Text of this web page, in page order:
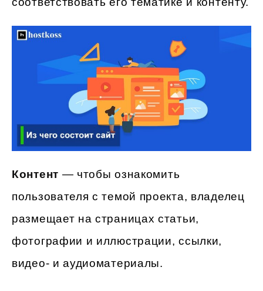
Контент — чтобы ознакомить
пользователя с темой проекта, владелец
размещает на страницах статьи,
фотографии и иллюстрации, ссылки,
видео- и аудиоматериалы.